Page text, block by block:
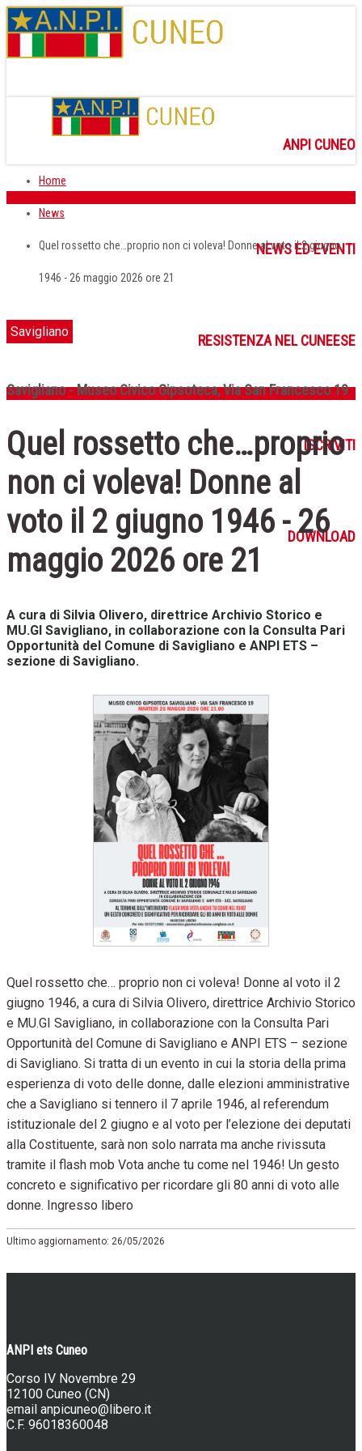
ANPI CUNEO
NEWS ED EVENTI
RESISTENZA NEL CUNEESE
ISCRIVITI
DOWNLOAD
Home
News
Quel rossetto che…proprio non ci voleva! Donne al voto il 2 giugno
1946 - 26 maggio 2026 ore 21
Savigliano
Savigliano - Museo Civico Gipsoteca, Via San Francesco 19
Quel rossetto che…proprio
non ci voleva! Donne al
voto il 2 giugno 1946 - 26
maggio 2026 ore 21
A cura di Silvia Olivero, direttrice Archivio Storico e
MU.GI Savigliano, in collaborazione con la Consulta Pari
Opportunità del Comune di Savigliano e ANPI ETS –
sezione di Savigliano.
Quel rossetto che… proprio non ci voleva! Donne al voto il 2
giugno 1946, a cura di Silvia Olivero, direttrice Archivio Storico
e MU.GI Savigliano, in collaborazione con la Consulta Pari
Opportunità del Comune di Savigliano e ANPI ETS – sezione
di Savigliano. Si tratta di un evento in cui la storia della prima
esperienza di voto delle donne, dalle elezioni amministrative
che a Savigliano si tennero il 7 aprile 1946, al referendum
istituzionale del 2 giugno e al voto per l’elezione dei deputati
alla Costituente, sarà non solo narrata ma anche rivissuta
tramite il flash mob Vota anche tu come nel 1946! Un gesto
concreto e significativo per ricordare gli 80 anni di voto alle
donne. Ingresso libero
Ultimo aggiornamento: 26/05/2026
ANPI ets Cuneo
Corso IV Novembre 29
12100 Cuneo (CN)
email anpicuneo@libero.it
C.F. 96018360048